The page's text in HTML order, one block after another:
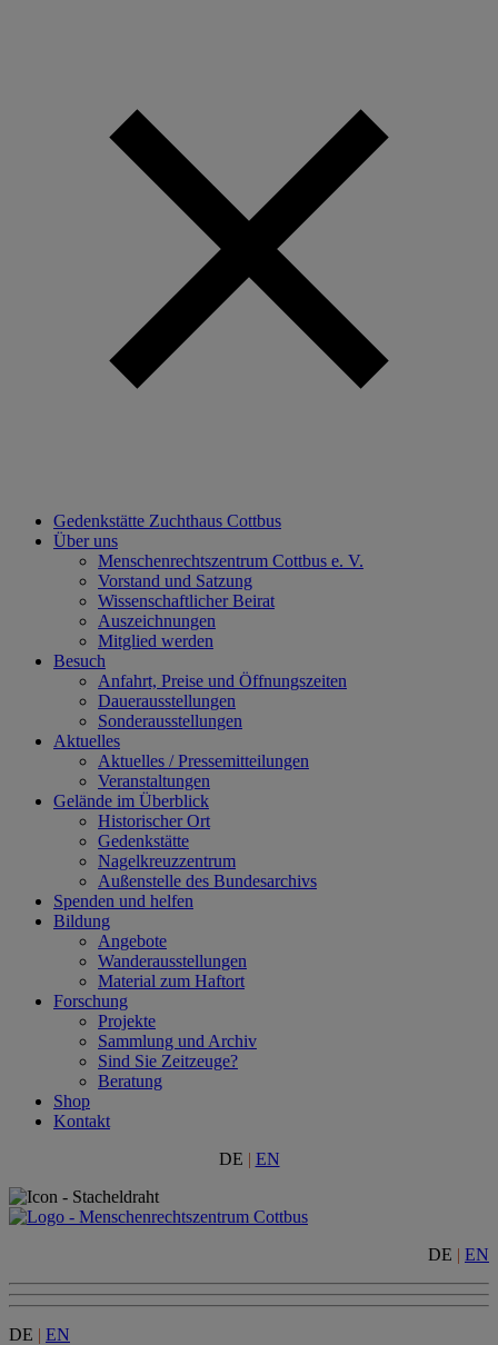
Gedenkstätte Zuchthaus Cottbus
Über uns
Menschenrechtszentrum Cottbus e. V.
Vorstand und Satzung
Wissenschaftlicher Beirat
Auszeichnungen
Mitglied werden
Besuch
Anfahrt, Preise und Öffnungszeiten
Dauerausstellungen
Sonderausstellungen
Aktuelles
Aktuelles / Pressemitteilungen
Veranstaltungen
Gelände im Überblick
Historischer Ort
Gedenkstätte
Nagelkreuzzentrum
Außenstelle des Bundesarchivs
Spenden und helfen
Bildung
Angebote
Wanderausstellungen
Material zum Haftort
Forschung
Projekte
Sammlung und Archiv
Sind Sie Zeitzeuge?
Beratung
Shop
Kontakt
DE | EN
DE | EN
DE | EN